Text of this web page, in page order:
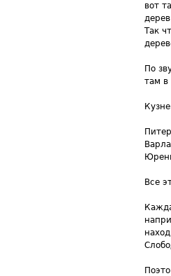
вот
Так
По
там в
Все